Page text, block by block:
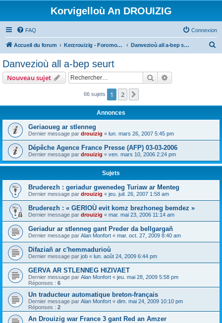
Korvigelloù An DROUIZIG
FAQ Connexion
Accueil du forum Kerzrouizig - Foromoù An Drouizig Danvezioù all a-bep seurt
e
Danvezioù all a-bep seurt
Nouveau sujet Rechercher
66 sujets 1 2
Annonces
Geriaoueg ar stlenneg
Dernier message par drouizig « lun. mars 26, 2007 5:45 pm
Dépêche Agence France Presse (AFP) 03-03-2006
Dernier message par drouizig « ven. mars 10, 2006 2:24 pm
Sujets
Bruderezh : geriadur gwenedeg Turiaw ar Menteg
Dernier message par drouizig « jeu. juil. 26, 2007 1:58 am
Bruderezh : « GERIOÙ evit komz brezhoneg bemdez »
Dernier message par drouizig « mar. mai 23, 2006 11:14 am
Geriadur ar stlenneg gant Preder da bellgargañ
Dernier message par Alan Monfort « mar. oct. 27, 2009 8:40 am
Difaziañ ar c'hemmadurioù
Dernier message par job « lun. août 24, 2009 6:44 pm
GERVA AR STLENNEG HIZIVAET
Dernier message par Alan Monfort « jeu. mai 28, 2009 5:58 pm
Réponses : 6
Un traducteur automatique breton-français
Dernier message par Alan Monfort « dim. mai 24, 2009 10:10 pm
Réponses : 2
An Drouizig war France 3 gant Red an Amzer